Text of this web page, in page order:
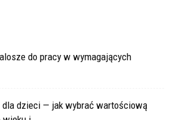
do pracy w wymagających
dla dzieci — jak wybrać wartościową